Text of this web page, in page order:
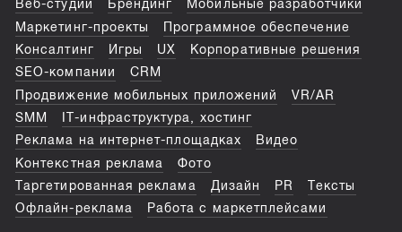
Веб-студии Брендинг
Мобильные разработчики
Маркетинг-проекты
Программное обеспечение
Консалтинг
Игры UX
Корпоративные решения
SEO-компании
CRM
Продвижение мобильных приложений
VR/AR
SMM
IT-инфраструктура, хостинг
Реклама на интернет-площадках
Видео
Контекстная реклама
Фото
Таргетированная реклама
Дизайн PR
Тексты
Офлайн-реклама
Работа с маркетплейсами